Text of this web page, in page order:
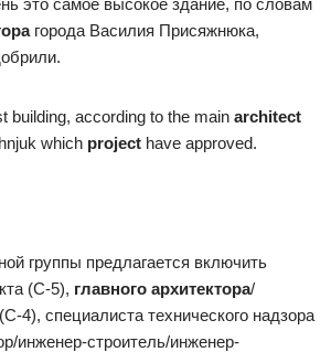
это самое высокое здание, по словам
города Василия Присяжнюка,
building, according to the main architect
which project have approved.
группы предлагается включить
(С-5), главного архитектора/
4), специалиста технического надзора
инженер-строитель/инженер-